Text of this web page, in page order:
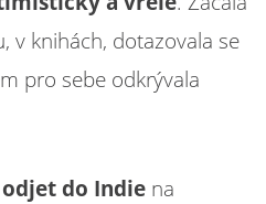
v knihách, dotazovala se
pro sebe odkrývala
odjet do Indie na